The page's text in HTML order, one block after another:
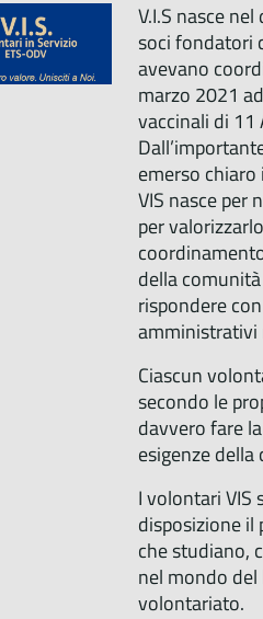
V.I.S nasce
soci fondatori
avevano
marzo 2021
vaccinali di 11
emerso
VIS nasce per
per
della
rispondere
amministrativi
Ciascun
secondo le
davvero fare
esigenze della
I volontari VIS
disposizione il
che studiano,
nel mondo del
volontariato.